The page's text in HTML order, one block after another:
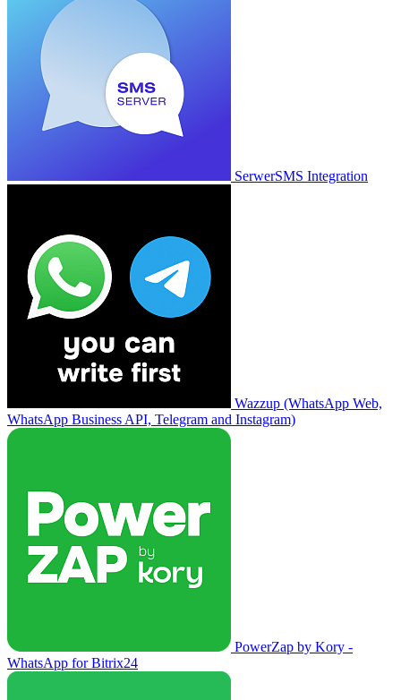
SerwerSMS Integration
Wazzup (WhatsApp Web,
WhatsApp Business API, Telegram and Instagram)
PowerZap by Kory -
WhatsApp for Bitrix24